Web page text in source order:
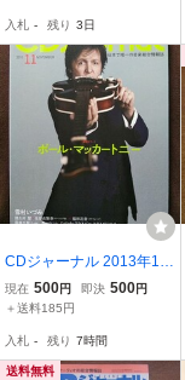
入札 - 残り 3日
CDジャーナル 2013年11
月号 ポール・マッカート
ニー 雪村いづみ 譜久村聖
cco チームしゃちほこ
現在 500円 即決 500円
＋送料185円
入札 - 残り 7時間
送料無料